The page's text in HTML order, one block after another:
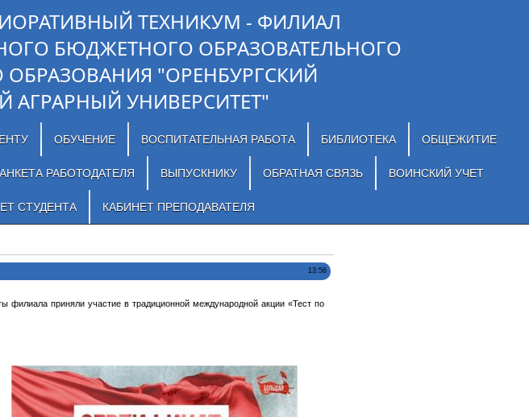
ТЕХНИКУМ - ФИЛИАЛ
БЮДЖЕТНОГО ОБРАЗОВАТЕЛЬНОГО
"ОРЕНБУРГСКИЙ
АГРАРНЫЙ УНИВЕРСИТЕТ"
ОБУЧЕНИЕ ВОСПИТАТЕЛЬНАЯ РАБОТА БИБЛИОТЕКА ОБЩЕЖИТИЕ
АНКЕТА РАБОТОДАТЕЛЯ ВЫПУСКНИКУ ОБРАТНАЯ СВЯЗЬ ВОИНСКИЙ УЧЕТ
СТУДЕНТА КАБИНЕТ ПРЕПОДАВАТЕЛЯ
13:56
филиала приняли участие в традиционной международной акции «Тест по